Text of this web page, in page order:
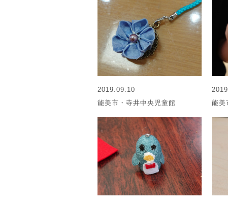
2019.09.10
能美市・寺井中央児童館
能美